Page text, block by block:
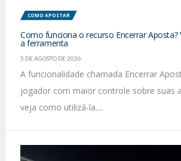
COMO APOSTAR
Como funciona o recurso Encerrar Aposta?
a ferramenta
5 DE AGOSTO DE 2026
A funcionalidade chamada Encerrar
jogador com maior controle sobre suas
veja como utilizá-la....